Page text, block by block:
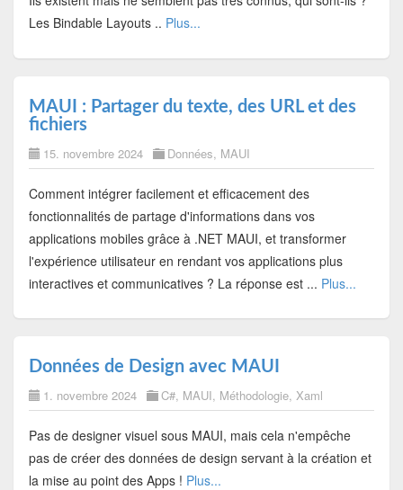
Les Bindable Layouts .. Plus...
MAUI : Partager du texte, des URL et des
fichiers
15. novembre 2024 Données, MAUI
Comment intégrer facilement et efficacement des
fonctionnalités de partage d'informations dans vos
applications mobiles grâce à .NET MAUI, et transformer
l'expérience utilisateur en rendant vos applications plus
interactives et communicatives ? La réponse est ... Plus...
Données de Design avec MAUI
1. novembre 2024 C#, MAUI, Méthodologie, Xaml
Pas de designer visuel sous MAUI, mais cela n'empêche
pas de créer des données de design servant à la création et
la mise au point des Apps ! Plus...